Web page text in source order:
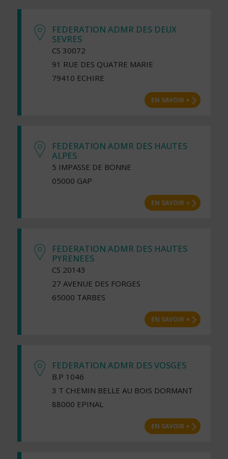
FEDERATION ADMR DES DEUX
SEVRES
CS 30072
91 RUE DES QUATRE MARIE
79410 ECHIRE
EN SAVOIR +
FEDERATION ADMR DES HAUTES
ALPES
5 IMPASSE DE BONNE
05000 GAP
EN SAVOIR +
FEDERATION ADMR DES HAUTES
PYRENEES
CS 20143
27 AVENUE DES FORGES
65000 TARBES
EN SAVOIR +
FEDERATION ADMR DES VOSGES
B.P 1046
3 T CHEMIN BELLE AU BOIS DORMANT
88000 EPINAL
EN SAVOIR +